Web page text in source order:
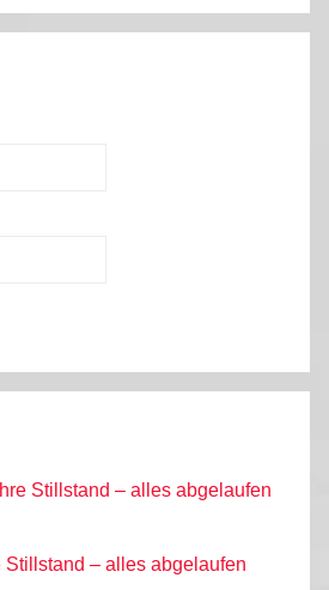
Stillstand – alles abgelaufen
Stillstand – alles abgelaufen